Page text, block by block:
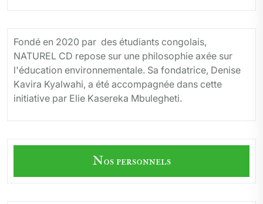
Fondé en 2020 par des étudiants congolais,
NATUREL CD repose sur une philosophie axée sur
l'éducation environnementale. Sa fondatrice, Denise
Kavira Kyalwahi, a été accompagnée dans cette
initiative par Elie Kasereka Mbulegheti.
Nos personnels